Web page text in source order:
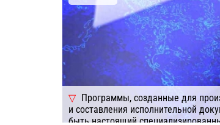
Программы, созданные для
и составления исполнительной
быть настоящий